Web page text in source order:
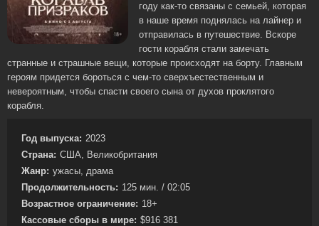
году как-то связаны с семьей, которая
в наше время поднялась на лайнер и
отправилась в путешествие. Вскоре
гости корабля стали замечать
странные и страшные вещи, которые происходят на борту. Главным
героям придется бороться с чем-то сверхъестественным и
невероятным, чтобы спасти своего сына от духов проклятого
корабля.
Год выпуска: 2023
Страна: США, Великобритания
Жанр: ужасы, драма
Продолжительность: 125 мин. / 02:05
Возрастное ограничение: 18+
Кассовые сборы в мире: $916 381